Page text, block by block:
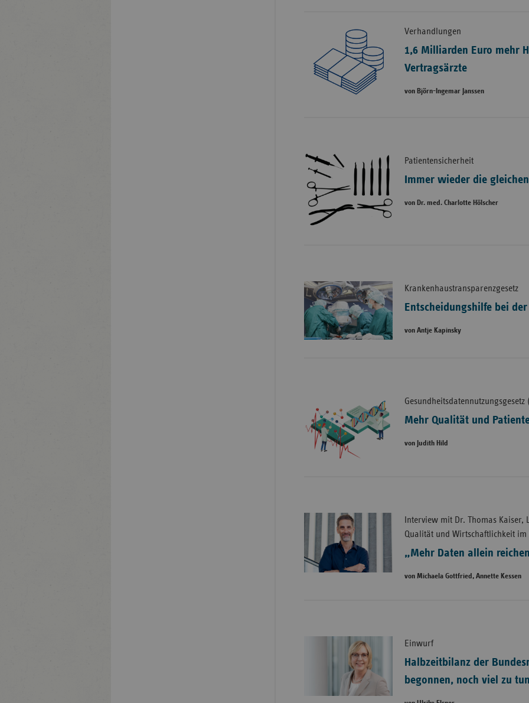
Verhandlungen
1,6 Milliarden Euro mehr
Vertragsärzte
von Björn-Ingemar Janssen
Patientensicherheit
Immer wieder die
von Dr. med. Charlotte Hölscher
Krankenhaustransparenzgesetz
Entscheidungshilfe bei
von Antje Kapinsky
Gesundheitsdatennutzungsgesetz
Mehr Qualität und
von Judith Hild
Interview mit Dr. Thomas Kaiser,
Qualität und Wirtschaftlichkeit im
„Mehr Daten allein
von Michaela Gottfried, Annette Kessen
Einwurf
Halbzeitbilanz der
begonnen, noch viel zu